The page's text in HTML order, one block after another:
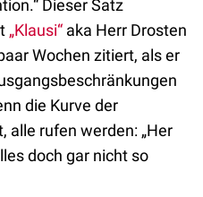
Dieser Satz
„Klausi“ aka Herr Drosten
Wochen zitiert, als er
die Kurve der
alle rufen werden: „Her
doch gar nicht so